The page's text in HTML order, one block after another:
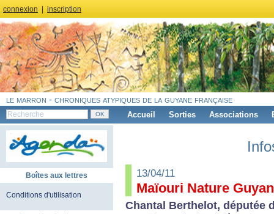
connexion inscription
le marron - chroniques atypiques de la guyane française
Accueil Sorties Associations
Boîtes aux lettres
Conditions d'utilisation
13/04/11
Maïouri Nature
Chantal Berthelot, députée